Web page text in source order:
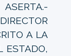
A LA
ESTADO,